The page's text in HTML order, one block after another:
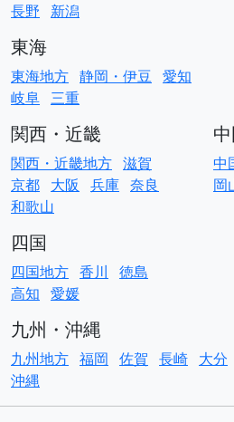
長野
新潟
東海
東海地方 静岡・伊豆 愛知
岐阜 三重
関西・近畿
関西・近畿地方 滋賀
京都 大阪 兵庫 奈良
和歌山
中
岡
四国
四国地方 香川
徳島
高知 愛媛
九州・沖縄
九州地方 福岡 佐賀 長崎 大分
沖縄